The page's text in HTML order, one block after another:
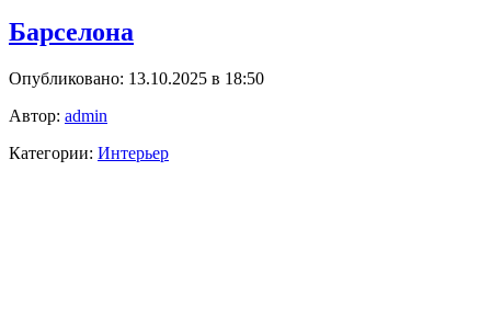
Барселона
Опубликовано: 13.10.2025 в 18:50
Автор: admin
Категории: Интерьер